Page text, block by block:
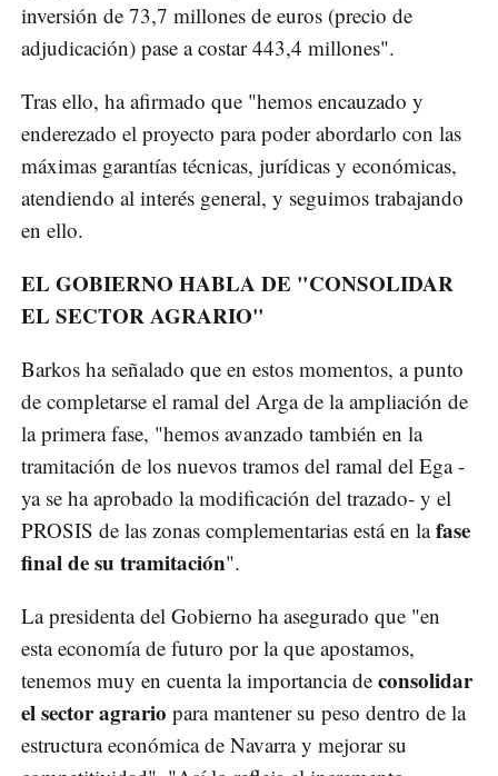
inversión de 73,7 millones de euros (precio de
adjudicación) pase a costar 443,4 millones".
Tras ello, ha afirmado que "hemos encauzado y
enderezado el proyecto para poder abordarlo con las
máximas garantías técnicas, jurídicas y económicas,
atendiendo al interés general, y seguimos trabajando
en ello.
EL GOBIERNO HABLA DE "CONSOLIDAR
EL SECTOR AGRARIO"
Barkos ha señalado que en estos momentos, a punto
de completarse el ramal del Arga de la ampliación de
la primera fase, "hemos avanzado también en la
tramitación de los nuevos tramos del ramal del Ega -
ya se ha aprobado la modificación del trazado- y el
PROSIS de las zonas complementarias está en lafase
final de su tramitación".
La presidenta del Gobierno ha asegurado que "en
esta economía de futuro por la que apostamos,
tenemos muy en cuenta la importancia de consolidar
el sector agrario para mantener su peso dentro de la
estructura económica de Navarra y mejorar su